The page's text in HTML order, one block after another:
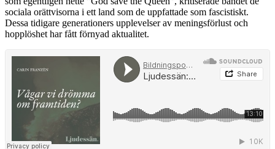
sociala orättvisorna i ett land som de uppfattade som fascistiskt.
Dessa tidigare generationers upplevelser av meningsförlust och
hopplöshet har fått förnyad aktualitet.